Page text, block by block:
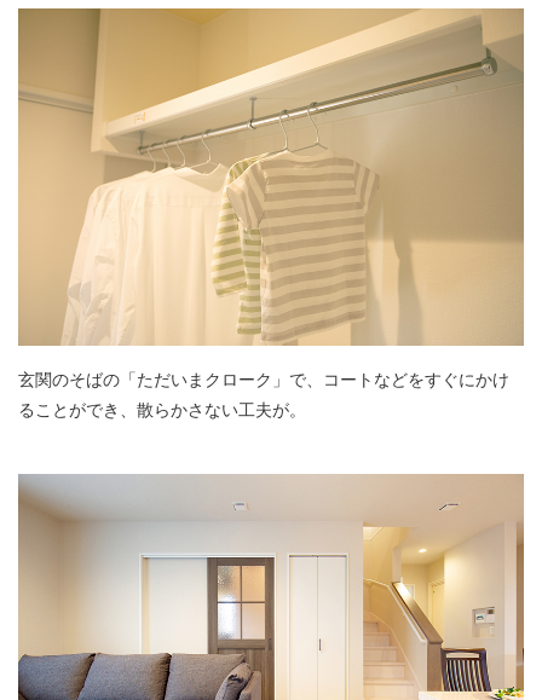
玄関のそばの「ただいまクローク」で、コートなどをすぐにかけ
ることができ、散らかさない工夫が。